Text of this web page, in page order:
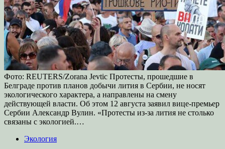
Фото: REUTERS/Zorana Jevtic Протесты, прошедшие в
Белграде против планов добычи лития в Сербии, не носят
экологического характера, а направлены на смену
действующей власти. Об этом 12 августа заявил вице-премьер
Сербии Александр Вулин. «Протесты из-за лития не столько
связаны с экологией.…
Экология